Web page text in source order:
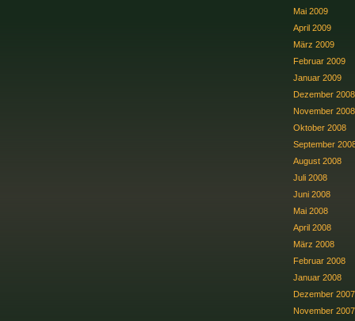
Mai 2009
April 2009
März 2009
Februar 2009
Januar 2009
Dezember 2008
November 2008
Oktober 2008
September
August 2008
Juli 2008
Juni 2008
Mai 2008
April 2008
März 2008
Februar 2008
Januar 2008
Dezember 2007
November 2007